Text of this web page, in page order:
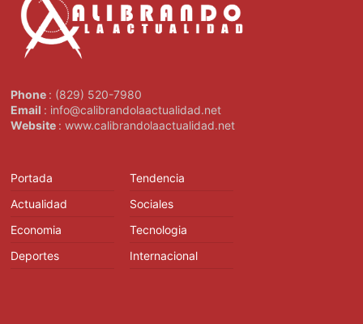
Phone : (829) 520-7980
Email : info@calibrandolaactualidad.net
Website : www.calibrandolaactualidad.net
Portada
Actualidad
Economia
Deportes
Tendencia
Sociales
Tecnologia
Internacional